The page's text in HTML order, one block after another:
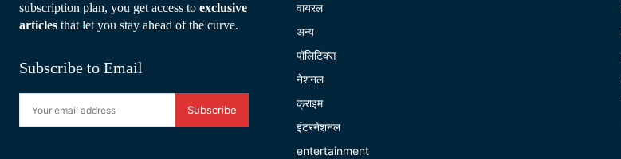
subscription plan, you get access to exclusive
articles that let you stay ahead of the curve.
Subscribe to Email
Subscribe
वायरल
अन्य
पॉलिटिक्स
नेशनल
क्राइम
इंटरनेशनल
entertainment